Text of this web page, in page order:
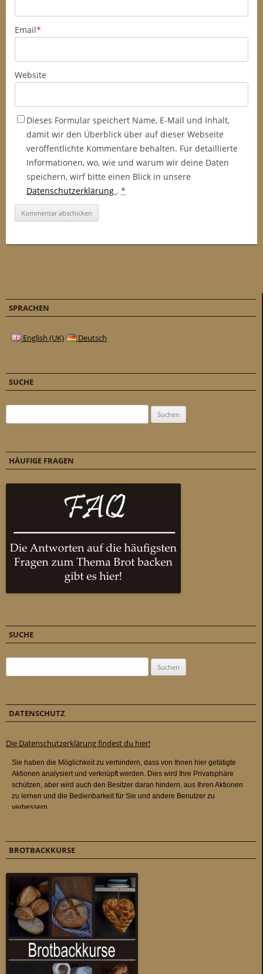
Email*
Website
Dieses Formular speichert Name, E-Mail und Inhalt,
damit wir den Überblick über auf dieser Webseite
veröffentlichte Kommentare behalten. Für detaillierte
Informationen, wo, wie und warum wir deine Daten
speichern, wirf bitte einen Blick in unsere
Datenschutzerklärung . *
SPRACHEN
English (UK) Deutsch
SUCHE
HÄUFIGE FRAGEN
SUCHE
DATENSCHUTZ
Die Datenschutzerklärung findest du hier!
BROTBACKKURSE